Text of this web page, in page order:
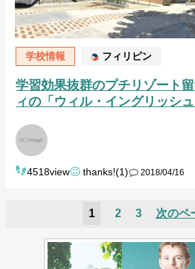
学校情報 フィリピン
学習効果抜群のプチリゾート
ィの「ウィル・イングリッシュ
4518view thanks!(1) 2018/04/16
1 2 3 次のペ